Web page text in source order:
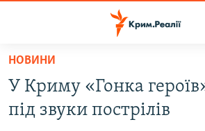
Перейти
основного
матеріалу
ВОДА.КРИМ
ВІДЕО ТА ФОТО
НОВИНИ
У Криму «Гонка
під звуки пострілів